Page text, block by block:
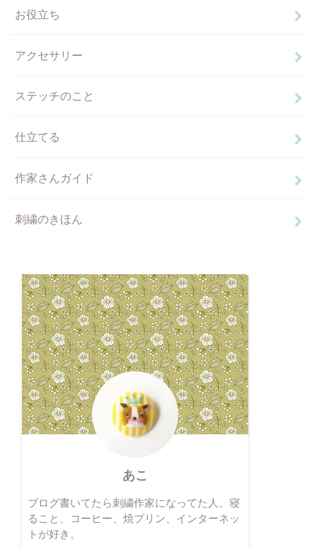
お役立ち
アクセサリー
ステッチのこと
仕立てる
作家さんガイド
刺繍のきほん
あこ
ブログ書いてたら刺繍作家になってた人。寝
ること、コーヒー、焼プリン、インターネッ
トが好き。